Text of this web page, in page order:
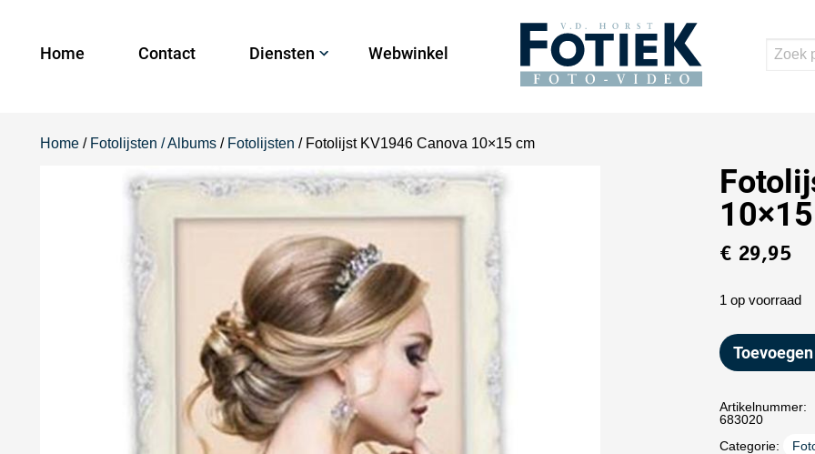
Home Contact Diensten Webwinkel
Home / Fotolijsten / Albums / Fotolijsten / Fotolijst KV1946 Canova 10×15 cm
€29,95
1 op voorraad
Artikelnummer:
683020
Categorie: